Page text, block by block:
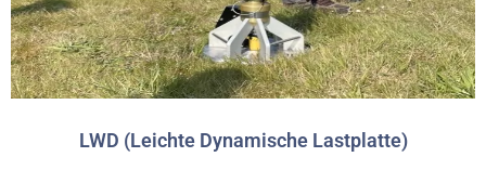
LWD (Leichte Dynamische Lastplatte)